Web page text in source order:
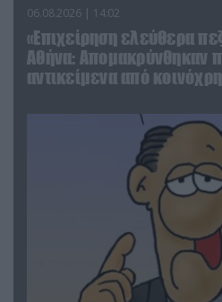
06.08.2026 | 14:02
«Επιχείρηση ελεύθερα
Αθήνα: Απομακρύνθηκαν
αντικείμενα από